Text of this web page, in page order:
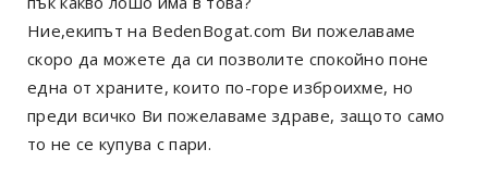
Ние,екипът на BedenBogat.com Ви пожелаваме
скоро да можете да си позволите спокойно поне
една от храните, които по-горе изброихме, но
преди всичко Ви пожелаваме здраве, защото само
то не се купува с пари.